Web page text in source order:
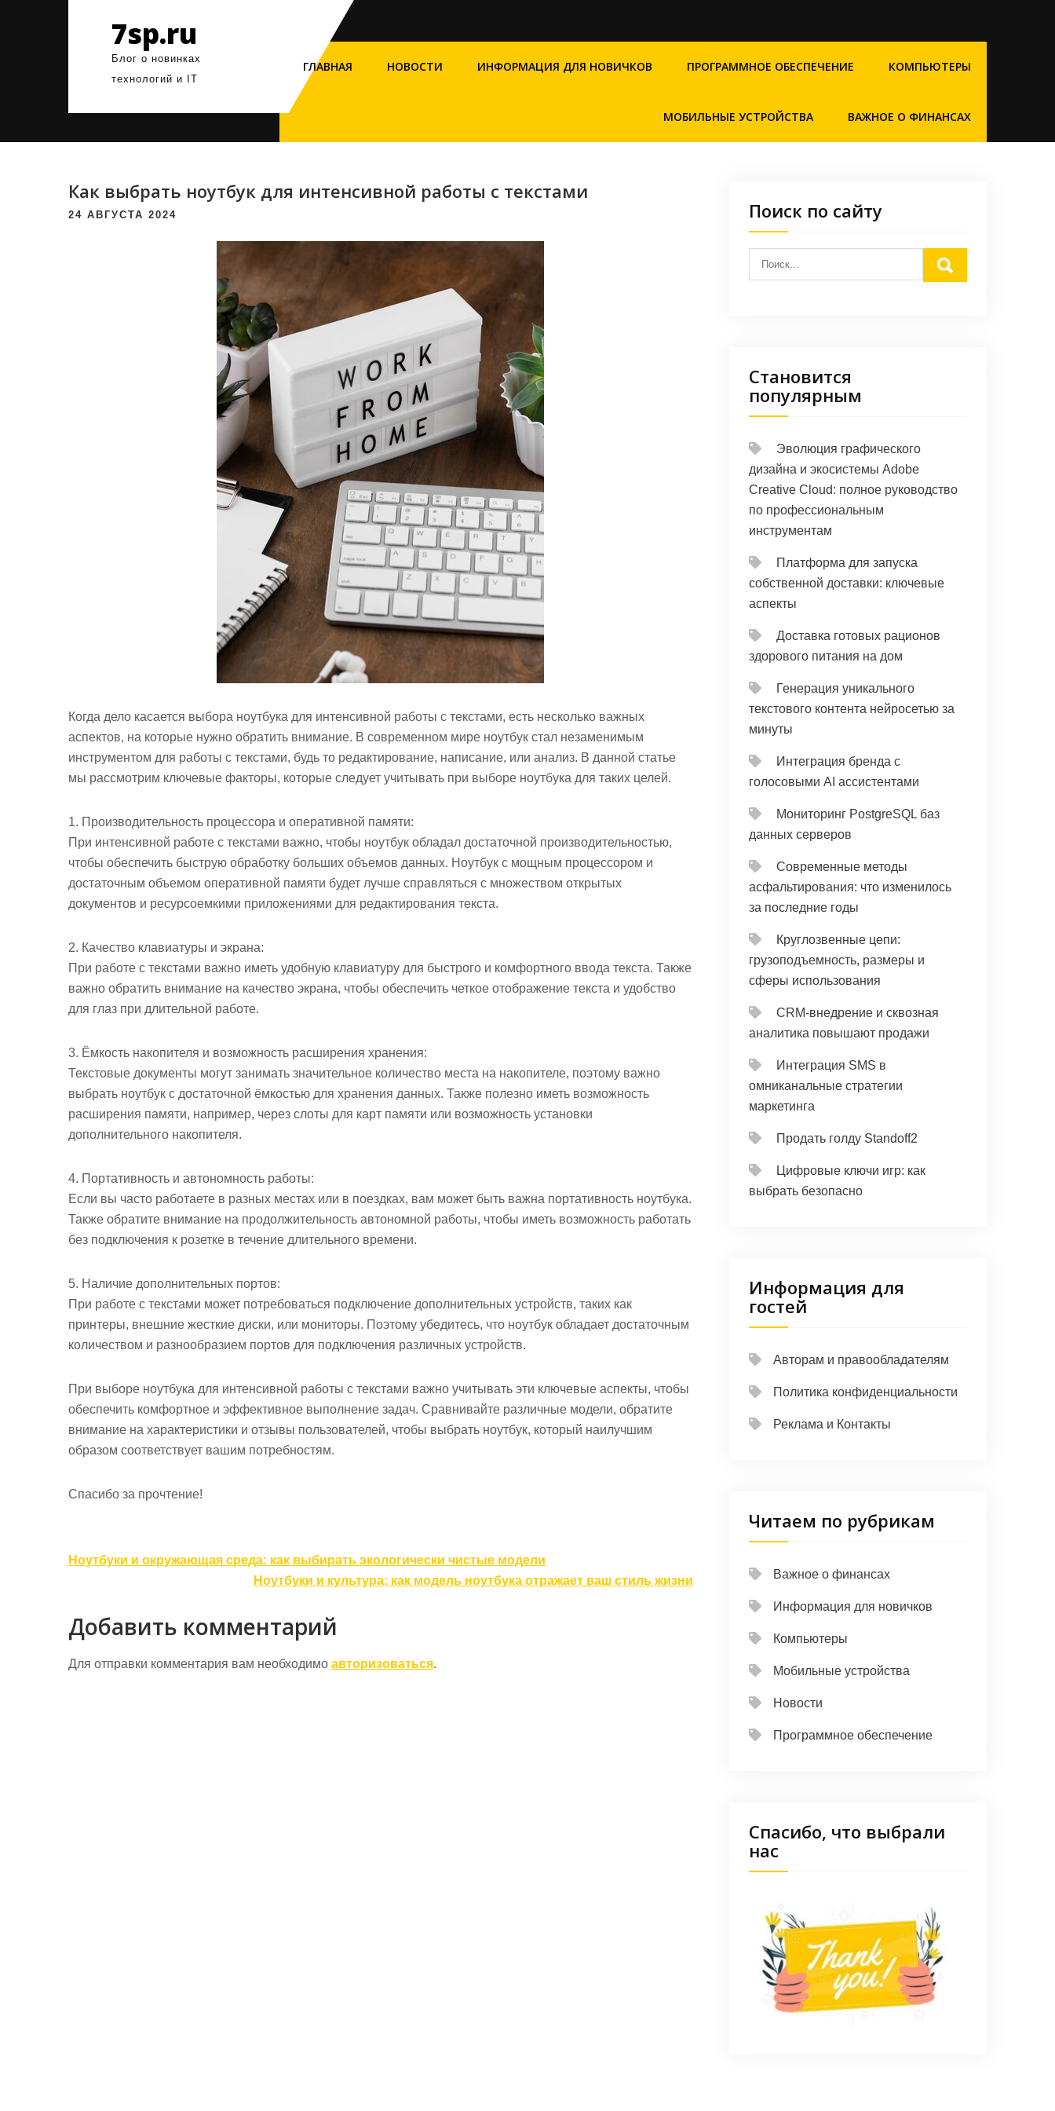
7sp.ru
Блог о новинках
технологий и IT
ГЛАВНАЯ НОВОСТИ ИНФОРМАЦИЯ ДЛЯ НОВИЧКОВ ПРОГРАММНОЕ ОБЕСПЕЧЕНИЕ КОМПЬЮТЕРЫ
МОБИЛЬНЫЕ УСТРОЙСТВА ВАЖНОЕ О ФИНАНСАХ
Как выбрать ноутбук для интенсивной работы с текстами
24 АВГУСТА 2024
Когда дело касается выбора ноутбука для интенсивной работы с текстами, есть несколько важных
аспектов, на которые нужно обратить внимание. В современном мире ноутбук стал незаменимым
инструментом для работы с текстами, будь то редактирование, написание, или анализ. В данной статье
мы рассмотрим ключевые факторы, которые следует учитывать при выборе ноутбука для таких целей.
1. Производительность процессора и оперативной памяти:
При интенсивной работе с текстами важно, чтобы ноутбук обладал достаточной производительностью,
чтобы обеспечить быструю обработку больших объемов данных. Ноутбук с мощным процессором и
достаточным объемом оперативной памяти будет лучше справляться с множеством открытых
документов и ресурсоемкими приложениями для редактирования текста.
2. Качество клавиатуры и экрана:
При работе с текстами важно иметь удобную клавиатуру для быстрого и комфортного ввода текста. Также
важно обратить внимание на качество экрана, чтобы обеспечить четкое отображение текста и удобство
для глаз при длительной работе.
3. Ёмкость накопителя и возможность расширения хранения:
Текстовые документы могут занимать значительное количество места на накопителе, поэтому важно
выбрать ноутбук с достаточной ёмкостью для хранения данных. Также полезно иметь возможность
расширения памяти, например, через слоты для карт памяти или возможность установки
дополнительного накопителя.
4. Портативность и автономность работы:
Если вы часто работаете в разных местах или в поездках, вам может быть важна портативность ноутбука.
Также обратите внимание на продолжительность автономной работы, чтобы иметь возможность работать
без подключения к розетке в течение длительного времени.
5. Наличие дополнительных портов:
При работе с текстами может потребоваться подключение дополнительных устройств, таких как
принтеры, внешние жесткие диски, или мониторы. Поэтому убедитесь, что ноутбук обладает достаточным
количеством и разнообразием портов для подключения различных устройств.
При выборе ноутбука для интенсивной работы с текстами важно учитывать эти ключевые аспекты, чтобы
обеспечить комфортное и эффективное выполнение задач. Сравнивайте различные модели, обратите
внимание на характеристики и отзывы пользователей, чтобы выбрать ноутбук, который наилучшим
образом соответствует вашим потребностям.
Спасибо за прочтение!
Навигация
Ноутбуки и окружающая среда: как выбирать экологически чистые модели
Ноутбуки и культура: как модель ноутбука отражает ваш стиль жизни
Добавить комментарий
Для отправки комментария вам необходимо авторизоваться.
Поиск по сайту
Становится
популярным
Эволюция графического
дизайна и экосистемы Adobe
Creative Cloud: полное руководство
по профессиональным
инструментам
Платформа для запуска
собственной доставки: ключевые
аспекты
Доставка готовых рационов
здорового питания на дом
Генерация уникального
текстового контента нейросетью за
минуты
Интеграция бренда с
голосовыми AI ассистентами
Мониторинг PostgreSQL баз
данных серверов
Современные методы
асфальтирования: что изменилось
за последние годы
Круглозвенные цепи:
грузоподъемность, размеры и
сферы использования
CRM‑внедрение и сквозная
аналитика повышают продажи
Интеграция SMS в
омниканальные стратегии
маркетинга
Продать голду Standoff2
Цифровые ключи игр: как
выбрать безопасно
Информация для
гостей
Авторам и правообладателям
Политика конфиденциальности
Реклама и Контакты
Читаем по рубрикам
Важное о финансах
Информация для новичков
Компьютеры
Мобильные устройства
Новости
Программное обеспечение
Спасибо, что выбрали
нас